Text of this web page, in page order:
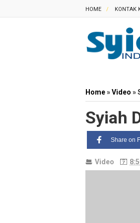
HOME KONTAK
Home»Video »
Syiah
Share on
Video